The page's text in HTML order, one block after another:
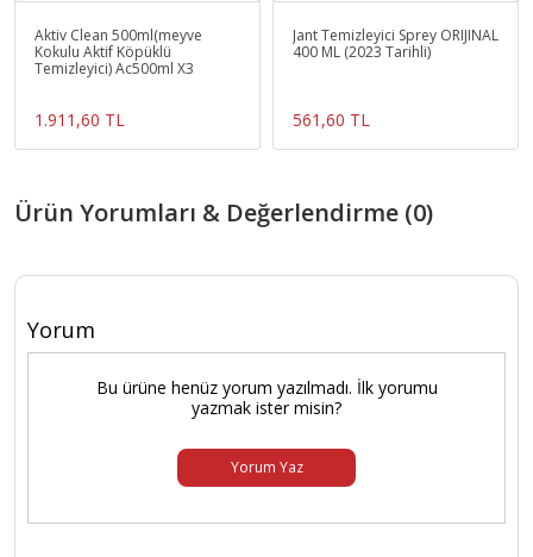
Aktiv Clean 500ml(meyve
Kokulu Aktif Köpüklü
Temizleyici) Ac500ml X3
1.911,60 TL
Jant Temizleyici Sprey ORIJINAL
400 ML (2023 Tarihli)
561,60 TL
Ürün Yorumları & Değerlendirme (0)
Yorum
Bu ürüne henüz yorum yazılmadı. İlk yorumu
yazmak ister misin?
Yorum Yaz